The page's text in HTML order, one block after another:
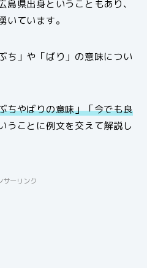
県出身ということもあり、
いています。
ち」や「ばり」の意味につい
ちやばりの意味」「今でも良
うことに例文を交えて解説し
サーリンク